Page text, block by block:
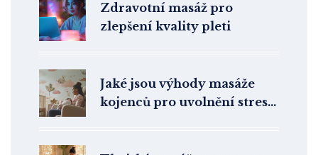
Zdravotní masáž pro
zlepšení kvality pleti
Jaké jsou výhody masáže
kojenců pro uvolnění stresu